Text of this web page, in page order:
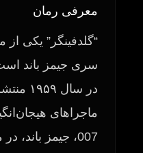
معرفی رمان
“گلدفینگر” یکی
سری جیمز باند
در سال
ماجراهای
007، جیمز باند،